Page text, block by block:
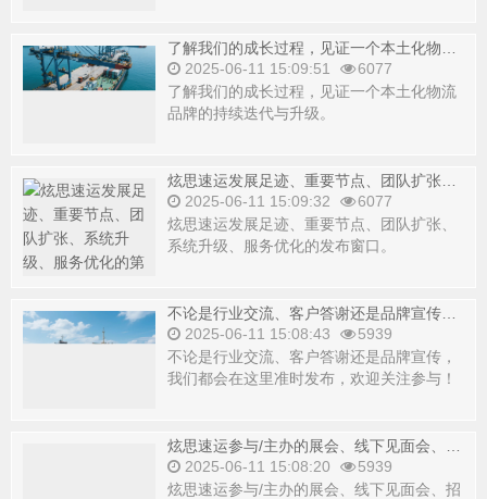
2025-06-11 15:09:51
6077
了解我们的成长过程，见证一个本土化物流
品牌的持续迭代与升级。
2025-06-11 15:09:32
6077
炫思速运发展足迹、重要节点、团队扩张、
系统升级、服务优化的发布窗口。
2025-06-11 15:08:43
5939
不论是行业交流、客户答谢还是品牌宣传，
我们都会在这里准时发布，欢迎关注参与！
2025-06-11 15:08:20
5939
炫思速运参与/主办的展会、线下见面会、招